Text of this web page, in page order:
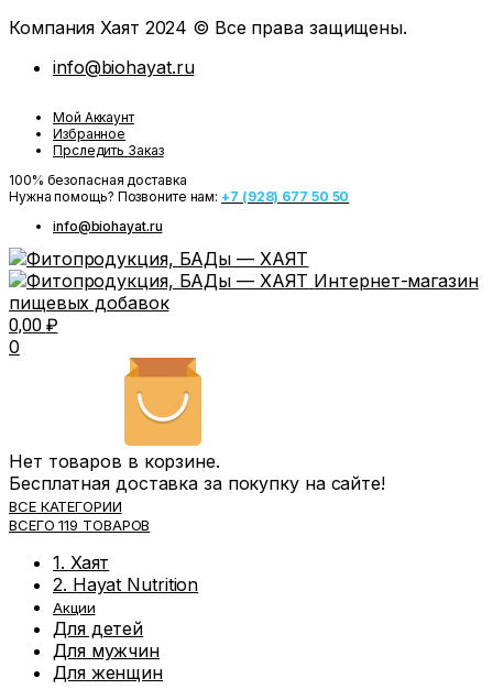
Компания Хаят 2024 © Все права защищены.
info@biohayat.ru
Мой Аккаунт
Избранное
Прследить Заказ
100% безопасная доставка
Нужна помощь? Позвоните нам:+7 (928) 677 50 50
info@biohayat.ru
Интернет-магазин
пищевых добавок
0,00 ₽
0
Нет товаров в корзине.
Бесплатная доставка за покупку на сайте!
ВСЕ КАТЕГОРИИ
ВСЕГО 119 ТОВАРОВ
1. Хаят
2. Hayat Nutrition
Акции
Для детей
Для мужчин
Для женщин